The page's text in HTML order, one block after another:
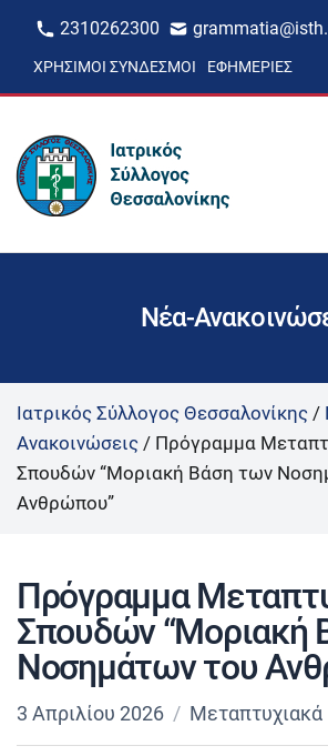
2310262300
ΧΡΉΣΙΜΟΙ ΣΎΝΔΕΣΜΟΙ ΕΦΗΜΕΡΊΕΣ
Νέα-
Ιατρικός Σύλλογος Θεσσαλονίκης /
Ανακοινώσεις / Πρόγραμμα
Σπουδών “Μοριακή Βάση των
Ανθρώπου”
Πρόγραμμα
Σπουδών “Μοριακή
Νοσημάτων του
3 Απριλίου 2026 Μεταπτυχιακά